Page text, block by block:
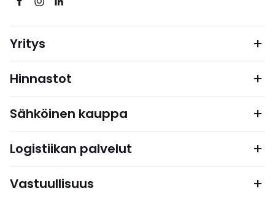
Yritys
Hinnastot
Sähköinen kauppa
Logistiikan palvelut
Vastuullisuus